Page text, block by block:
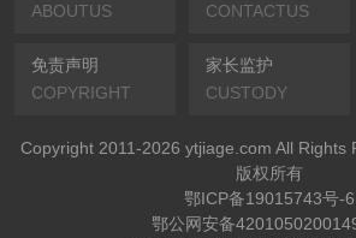
ABOUTUS
CONTACTUS
免责声明
COPYRIGHT
家长监护
CUSTODY
Copyright 2011-2026 ytjiage.com All Rights
版权所有
鄂ICP备19015743号-6
鄂公网安备